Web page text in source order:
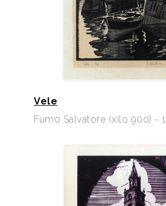
Vele
Fumo Salvatore (xilo 900) - 1